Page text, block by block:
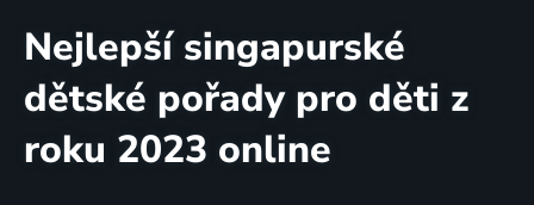
Nejlepší singapurské
dětské pořady pro děti z
roku 2023 online